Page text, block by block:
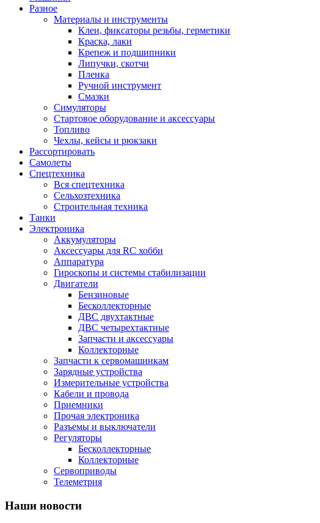
Разное
Материалы и инструменты
Клеи, фиксаторы резьбы, герметики
Краска, лаки
Крепеж и подшипники
Липучки, скотчи
Пленка
Ручной инструмент
Смазки
Симуляторы
Стартовое оборудование и аксессуары
Топливо
Чехлы, кейсы и рюкзаки
Рассортировать
Самолеты
Спецтехника
Вся спецтехника
Сельхозтехника
Строительная техника
Танки
Электроника
Аккумуляторы
Аксессуары для RC хобби
Аппаратура
Гироскопы и системы стабилизации
Двигатели
Бензиновые
Бесколлекторные
ДВС двухтактные
ДВС четырехтактные
Запчасти и аксессуары
Коллекторные
Запчасти к сервомашинкам
Зарядные устройства
Измерительные устройства
Кабели и провода
Приемники
Прочая электроника
Разъемы и выключатели
Регуляторы
Бесколлекторные
Коллекторные
Сервоприводы
Телеметрия
Наши новости